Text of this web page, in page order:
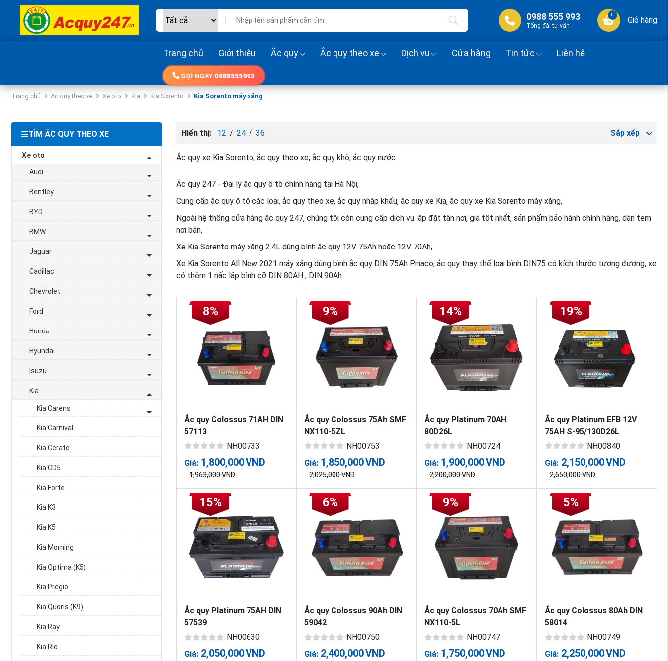
0988 555 993
Tổng đài tư vấn
0
Giỏ hàng
Trang chủ Giới thiệu Ắc quy Ắc quy theo xe Dịch vụ Cửa hàng Tin tức Liên hệ
GỌI NGAY:0988555993
Trang chủ Ac quy theo xe Xe oto Kia Kia Sorento Kia Sorento máy xăng
TÌM ẮC QUY THEO XE
Xe oto
Audi
Bentley
BYD
BMW
Jaguar
Cadillac
Chevrolet
Ford
Honda
Hyundai
Isuzu
Kia
Kia Carens
Kia Carnival
Kia Cerato
Kia CD5
Kia Forte
Kia K3
Kia K5
Kia Morning
Kia Optima (K5)
Kia Pregio
Kia Quoris (K9)
Kia Ray
Kia Rio
Hiển thị: 12 / 24 / 36 Sắp xếp
Ắc quy xe Kia Sorento, ắc quy theo xe, ắc quy khô, ắc quy nước
Ắc quy 247 - Đại lý ắc quy ô tô chính hãng tại Hà Nội,
Cung cấp ắc quy ô tô các loại, ắc quy theo xe, ắc quy nhập khẩu, ắc quy xe Kia, ắc quy xe Kia Sorento máy xăng,
Ngoài hệ thống cửa hàng ắc quy 247, chúng tôi còn cung cấp dịch vụ lắp đặt tân nơi, giá tốt nhất, sản phẩm bảo hành chính hãng, dán tem
nơi bán,
Xe Kia Sorento máy xăng 2.4L dùng bình ắc quy 12V 75Ah hoăc 12V 70Ah,
Xe Kia Sorento All New 2021 máy xăng dùng bình ắc quy DIN 75Ah Pinaco, ắc quy thay thế loại bình DIN75 có kích thước tương đương, xe
có thêm 1 nấc lăp bình cỡ DIN 80AH , DIN 90Ah
8%
Ắc quy Colossus 71AH DIN
57113
NH00733
Giá: 1,800,000VND
1,963,000VND
9%
Ắc quy Colossus 75Ah SMF
NX110-5ZL
NH00753
Giá: 1,850,000VND
2,025,000VND
14%
Ắc quy Platinum 70AH
80D26L
NH00724
Giá: 1,900,000VND
2,200,000VND
19%
Ắc quy Platinum EFB 12V
75AH S-95/130D26L
NH00840
Giá: 2,150,000VND
2,650,000VND
15%
Ắc quy Platinum 75AH DIN
57539
NH00630
Giá: 2,050,000VND
6%
Ắc quy Colossus 90Ah DIN
59042
NH00750
Giá: 2,400,000VND
9%
Ắc quy Colossus 70Ah SMF
NX110-5L
NH00747
Giá: 1,750,000VND
5%
Ắc quy Colossus 80Ah DIN
58014
NH00749
Giá: 2,250,000VND